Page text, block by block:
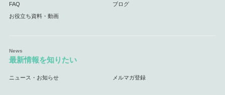
FAQ ブログ
お役立ち資料・動画
最新情報を知りたい
ニュース・お知らせ メルマガ登録